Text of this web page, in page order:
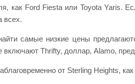
как Ford Fiesta или Toyota Yaris.
всех.
самые низкие цены
включают Thrifty, доллар, Alamo,
от Sterling Heights,